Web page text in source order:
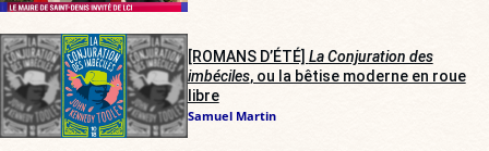
[ROMANS D’ÉTÉ] La Conjuration des
imbéciles, ou la bêtise moderne en roue
libre
Samuel Martin